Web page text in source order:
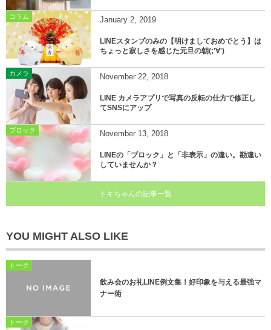
コラム January 2, 2019
LINEスタンプのみの【明けましておめでとう】は
ちょっと寂しさを感じた元旦の朝(;'∀')
カメラ November 22, 2018
LINE カメラアプリで写真の反転の仕方で修正し
てSNSにアップ
ブロック November 13, 2018
LINEの「ブロック」と「非表示」の違い。勘違い
していませんか？
トキちゃんの記事一覧
YOU MIGHT ALSO LIKE
トーク
飲み会のお礼LINE例文集！好印象を与える最強マ
ナー術
トーク